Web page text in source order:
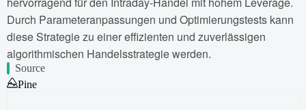
Durch Parameteranpassungen und Optimierungstests kann
diese Strategie zu einer effizienten und zuverlässigen
algorithmischen Handelsstrategie werden.
Source
Pine